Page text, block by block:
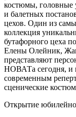
костюмы, головные
и балетных
цехов. Один из
коллекция
бутафорного цеха
Елены Олейник,
представляют
НОВАТа сегодня, и
современным
сценические
Открытие